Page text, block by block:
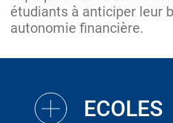
étudiants à anticiper leur
autonomie financière.
ECOLES